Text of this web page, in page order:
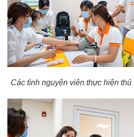
Các tình nguyện viên thực hiện